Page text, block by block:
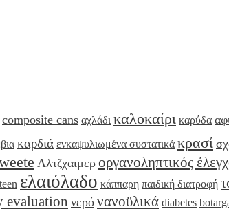
composite cans αχλάδι καλοκαίρι καρύδα
καρδιά ενκαψυλιωμένα συστατικά κρασί
Αλτζχαιμερ οργανοληπτικός
ελαιόλαδο κάππαρη παιδική διατροφή
evaluation νερό νανοϋλικά diabetes